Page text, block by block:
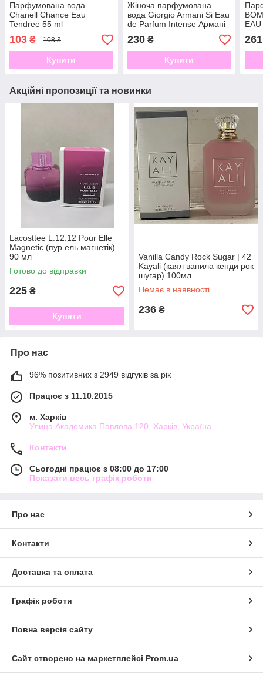
Парфумована вода
Chanell Chance Eau
Tendree 55 ml
103 ₴ 108 ₴
Купити
Жіноча парфумована
вода Giorgio Armani Si Eau
de Parfum Intense Армані
про де парфум інтенс 100
мл
230₴
Купити
261
Акційні пропозиції та новинки
Lacosttee L.12.12 Pour Elle
Magnetic (пур ель магнетік)
90 мл
Готово до відправки
225 ₴
Купити
Vanilla Candy Rock Sugar | 42
Kayali (каял ванила кенди рок
шугар) 100мл
Немає в наявності
236 ₴
Про нас
96% позитивних з 2949 відгуків за рік
Працює з 11.10.2015
м. Харків
Улица Академика Павлова 120, Харків, Україна
Контакти
Сьогодні працює з 08:00 до 17:00
Показати весь графік роботи
Про нас
Контакти
Доставка та оплата
Графік роботи
Повна версія сайту
Сайт створено на маркетплейсі Prom.ua